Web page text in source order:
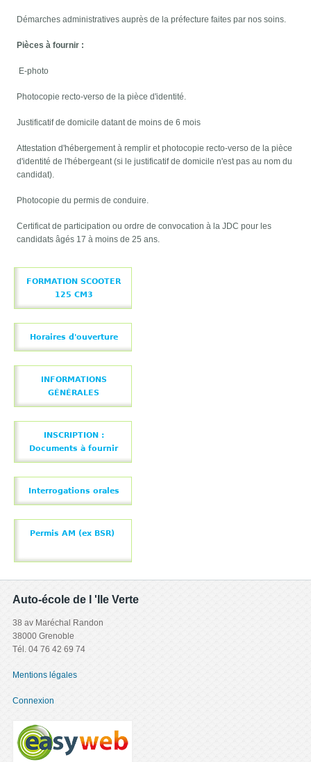
Démarches administratives auprès de la préfecture faites par nos soins.
Pièces à fournir :
E-photo
Photocopie recto-verso de la pièce d'identité.
Justificatif de domicile datant de moins de 6 mois
Attestation d'hébergement à remplir et photocopie recto-verso de la pièce
d'identité de l'hébergeant (si le justificatif de domicile n'est pas au nom du
candidat).
Photocopie du permis de conduire.
Certificat de participation ou ordre de convocation à la JDC pour les
candidats âgés 17 à moins de 25 ans.
FORMATION SCOOTER
125 CM3
Horaires d'ouverture
INFORMATIONS
GÉNÉRALES
INSCRIPTION :
Documents à fournir
Interrogations orales
Permis AM (ex BSR)
Auto-école de l 'Ile Verte
38 av Maréchal Randon
38000 Grenoble
Tél. 04 76 42 69 74
Mentions légales
Connexion